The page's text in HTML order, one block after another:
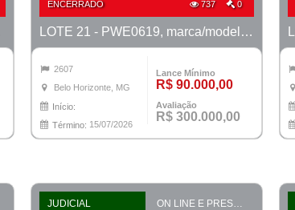
ENCERRADO 737 0
LOTE 21 - PWE0619, marca/modelo VW/8.160 MIB Metropolis, ano 2014/2014
2607
Belo Horizonte, MG
Início:
Término: 15/07/2026
Lance Mínimo
R$ 90.000,00
Avaliação
R$ 300.000,00
JUDICIAL ON LINE E PRESENCIAL